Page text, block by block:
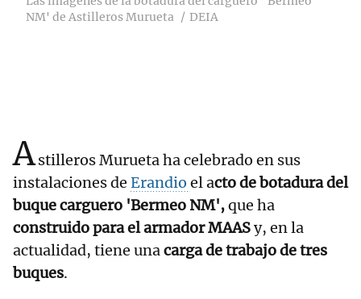
NM' de Astilleros Murueta
DEIA
Astilleros Murueta ha celebrado en sus
instalaciones de Erandio el acto de botadura del
buque carguero 'Bermeo NM',que ha
construido para el armador MAASy, en la
actualidad, tiene unacarga de trabajo de tres
buques.